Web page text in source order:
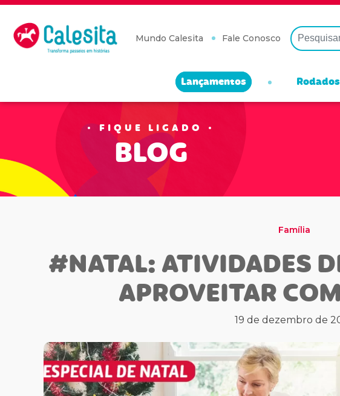
Skip
content
Mundo Calesita Fale Conosco
Lançamentos Rodados
FIQUE LIGADO
BLOG
Família
#NATAL: ATIVIDADES
APROVEITAR
19 de dezembro de